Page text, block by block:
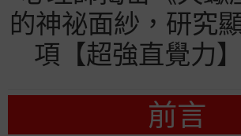
的神祕面紗，研究
項【超強直覺力
前言